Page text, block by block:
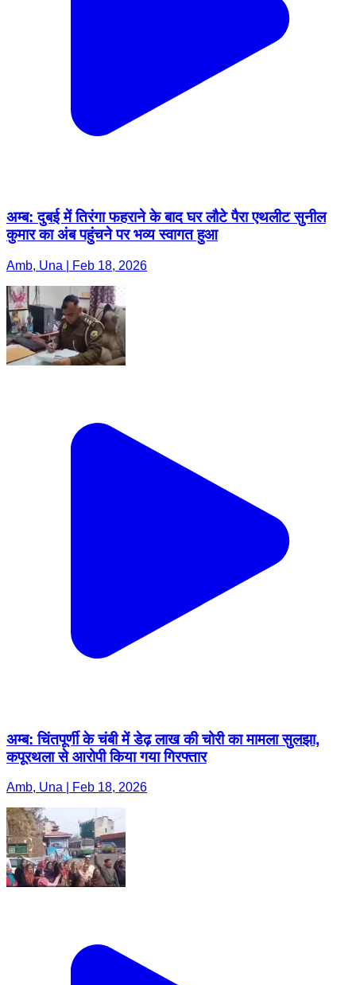
अम्ब: दुबई में तिरंगा फहराने के बाद घर लौटे पैरा एथलीट सुनील
कुमार का अंब पहुंचने पर भव्य स्वागत हुआ
Amb, Una | Feb 18, 2026
अम्ब: चिंतपूर्णी के चंबी में डेढ़ लाख की चोरी का मामला सुलझा,
कपूरथला से आरोपी किया गया गिरफ्तार
Amb, Una | Feb 18, 2026